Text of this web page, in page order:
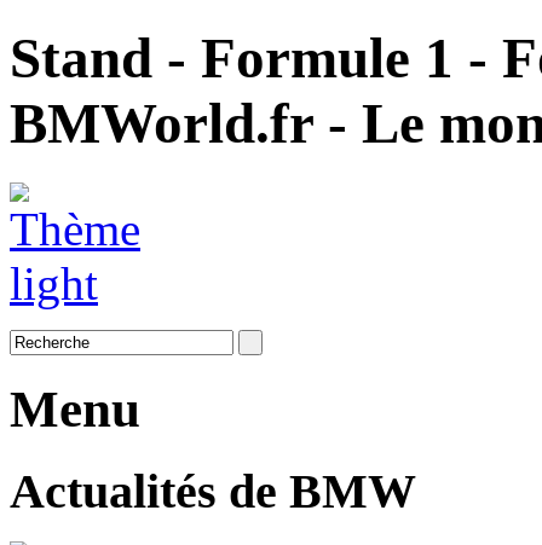
Stand - Formule 1 -
BMWorld.fr - Le
Menu
Actualités de BMW